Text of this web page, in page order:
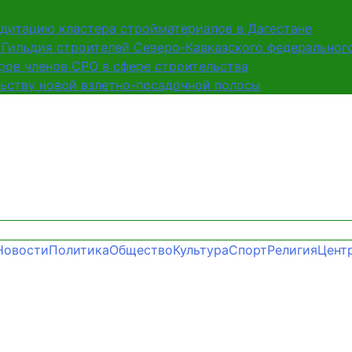
кластера стройматериалов в Дагестане
строителей Северо-Кавказского
членов СРО в сфере строительства
новой взлетно-посадочной полосы
ПолитикаОбществоКультураСпортРелигия